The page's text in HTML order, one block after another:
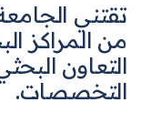
تقتني
من المراكز
التعاون
التخصصات.